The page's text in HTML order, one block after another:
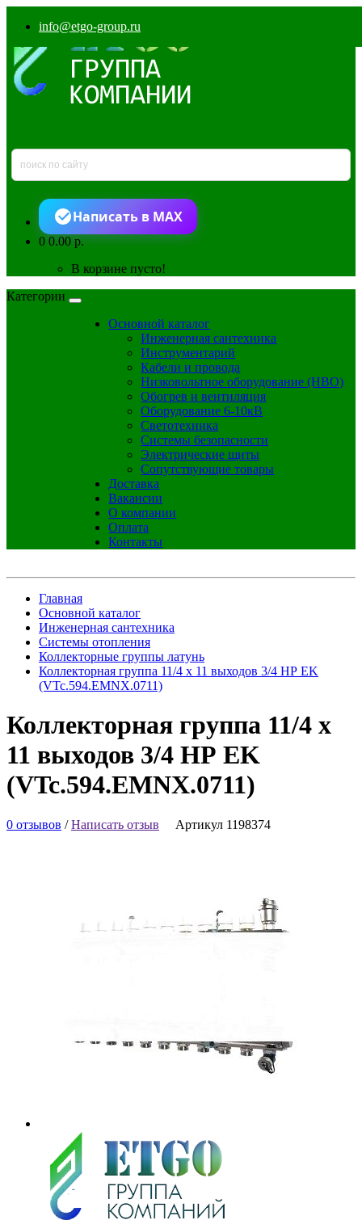
info@etgo-group.ru
Написать в MAX
00.00 р.
В корзине пусто!
Категории
Основной каталог
Инженерная сантехника
Инструментарий
Кабели и провода
Низковольтное оборудование (НВО)
Обогрев и вентиляция
Оборудование 6-10кВ
Светотехника
Системы безопасности
Электрические щиты
Сопутствующие товары
Доставка
Вакансии
О компании
Оплата
Контакты
Главная
Основной каталог
Инженерная сантехника
Системы отопления
Коллекторные группы латунь
Коллекторная группа 11/4 х 11 выходов 3/4 НР EK
(VTc.594.EMNX.0711)
Коллекторная группа 11/4 х
11 выходов 3/4 НР EK
(VTc.594.EMNX.0711)
0 отзывов /Написать отзыв Артикул 1198374